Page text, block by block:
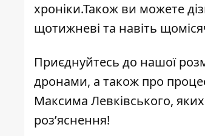
хроніки.Також ви можете
щотижневі та навіть
Приєднуйтесь до нашої
дронами, а також про
Максима Левківського, яких
розʼяснення!